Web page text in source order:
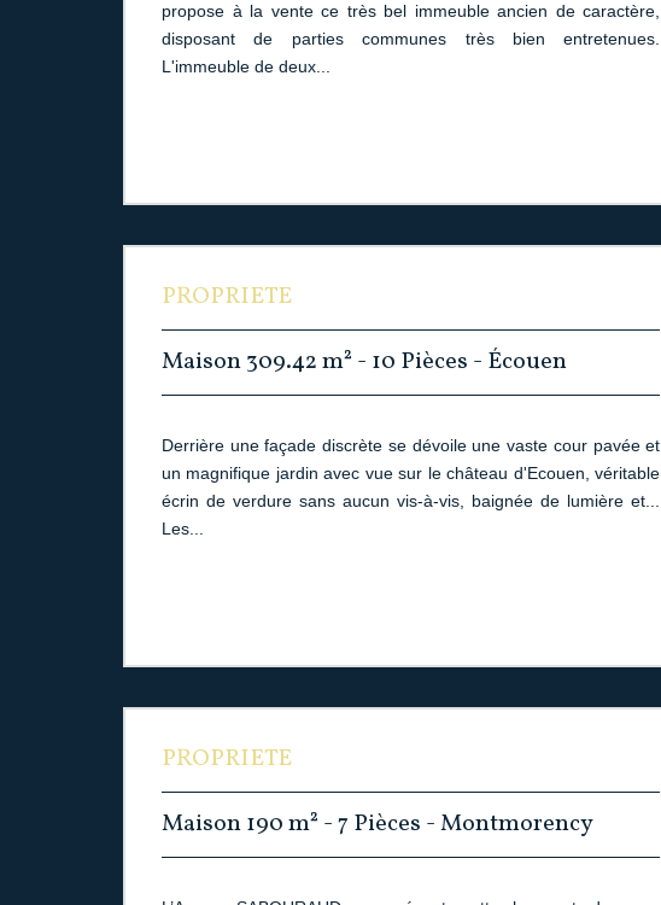
propose à la vente ce très bel immeuble ancien de caractère,
disposant de parties communes très bien entretenues.
L'immeuble de deux...
PROPRIETE
Maison 309.42 m² - 10 Pièces - Écouen
Derrière une façade discrète se dévoile une vaste cour pavée et
un magnifique jardin avec vue sur le château d'Ecouen, véritable
écrin de verdure sans aucun vis-à-vis, baignée de lumière et...
Les...
PROPRIETE
Maison 190 m² - 7 Pièces - Montmorency